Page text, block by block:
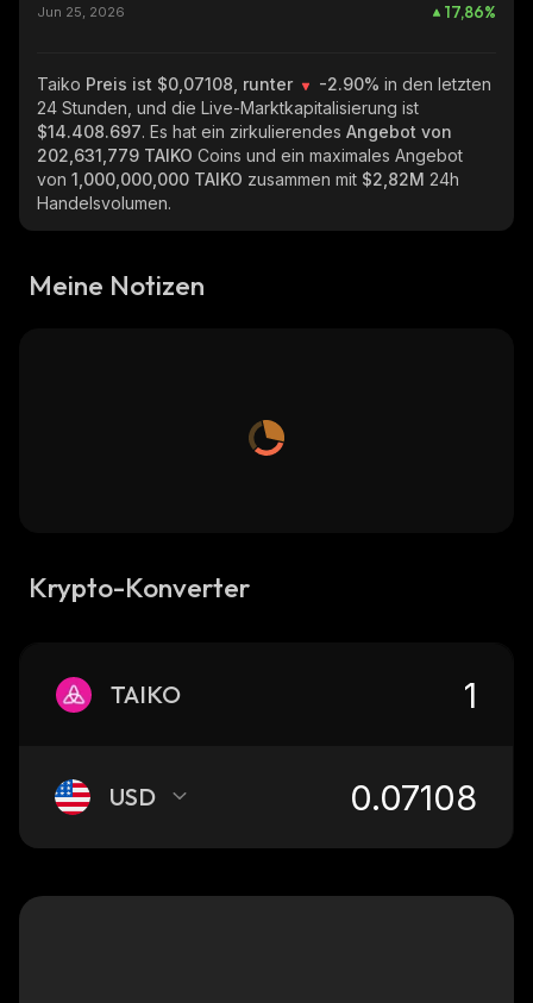
Jun 25, 2026 17,86%
Taiko Preis ist $0,07108, runter -2.90% in den letzten
24 Stunden, und die Live-Marktkapitalisierung ist
$14.408.697. Es hat ein zirkulierendes Angebot von
202,631,779 TAIKO Coins und ein maximales Angebot
von 1,000,000,000 TAIKO zusammen mit $2,82M 24h
Handelsvolumen.
Meine Notizen
Krypto-Konverter
TAIKO
USD